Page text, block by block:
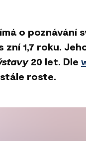
o poznávání
zní 1,7 roku.
20 let. Dle
roste.